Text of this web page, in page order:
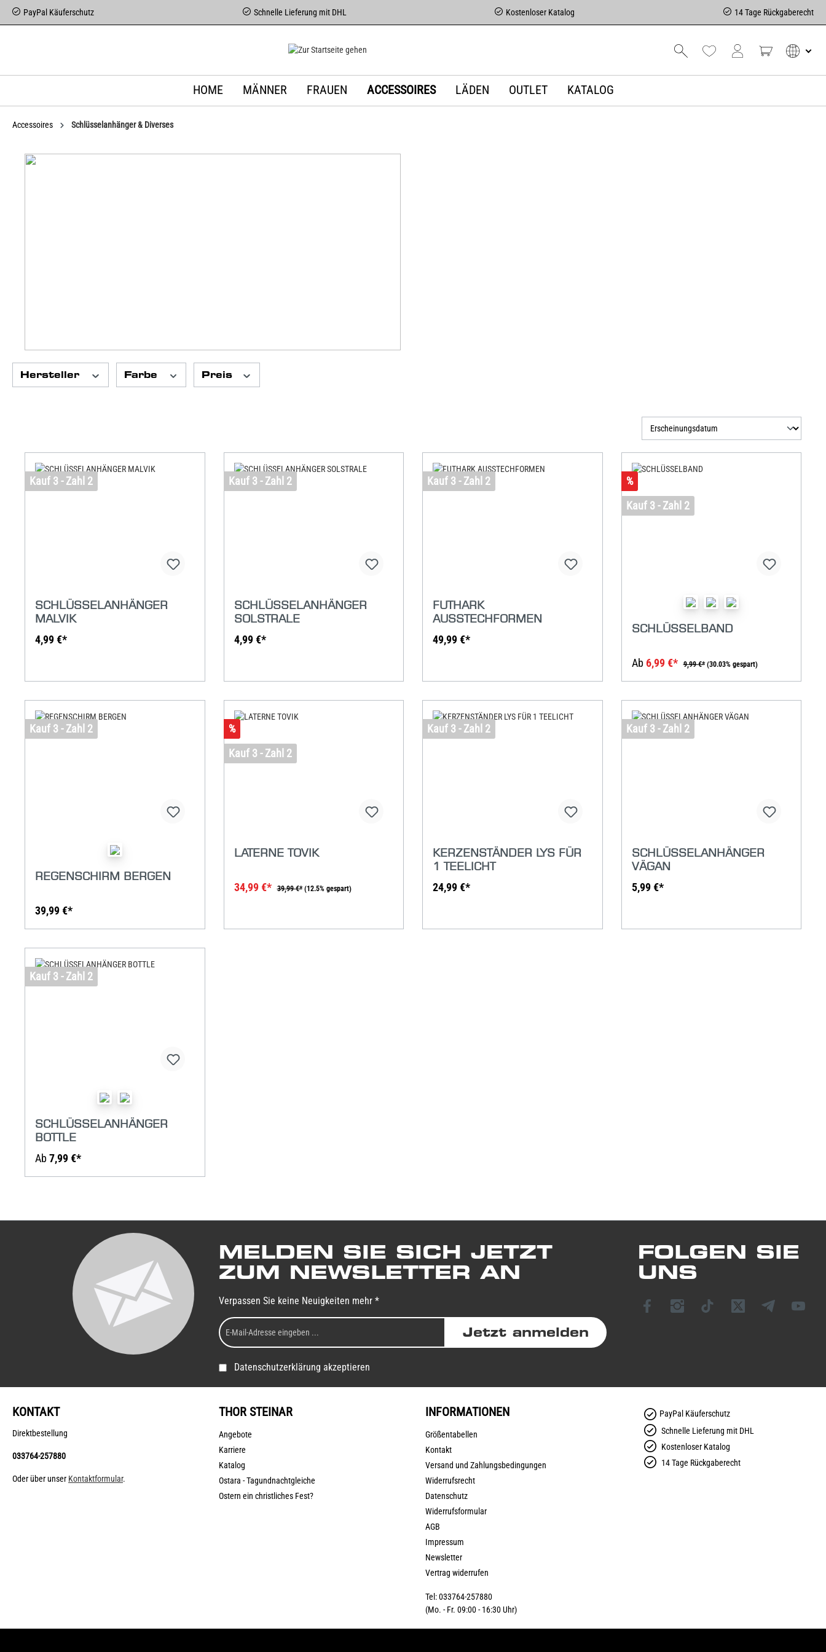
PayPal Käuferschutz Schnelle Lieferung mit DHL Kostenloser Katalog 14 Tage Rückgaberecht
HOME MÄNNER FRAUEN ACCESSOIRES LÄDEN OUTLET KATALOG
Accessoires Schlüsselanhänger & Diverses
Hersteller Farbe Preis
Kauf 3 - Zahl 2
SCHLÜSSELANHÄNGER
MALVIK
4,99 €*
Kauf 3 - Zahl 2
SCHLÜSSELANHÄNGER
SOLSTRALE
4,99 €*
Kauf 3 - Zahl 2
FUTHARK
AUSSTECHFORMEN
49,99 €*
%
Kauf 3 - Zahl 2
SCHLÜSSELBAND
Ab 6,99 €* 9,99 €* (30.03% gespart)
Kauf 3 - Zahl 2
REGENSCHIRM BERGEN
39,99 €*
%
Kauf 3 - Zahl 2
LATERNE TOVIK
34,99 €* 39,99 €* (12.5% gespart)
Kauf 3 - Zahl 2
KERZENSTÄNDER LYS FÜR
1 TEELICHT
24,99 €*
Kauf 3 - Zahl 2
SCHLÜSSELANHÄNGER
VÄGAN
5,99 €*
Kauf 3 - Zahl 2
SCHLÜSSELANHÄNGER
BOTTLE
Ab 7,99 €*
MELDEN SIE SICH JETZT
ZUM NEWSLETTER AN
Verpassen Sie keine Neuigkeiten mehr *
Jetzt anmelden
Datenschutzerklärung akzeptieren
FOLGEN SIE
UNS
KONTAKT
Direktbestellung
033764-257880
Oder über unser Kontaktformular.
THOR STEINAR
Angebote
Karriere
Katalog
Ostara - Tagundnachtgleiche
Ostern ein christliches Fest?
INFORMATIONEN
Größentabellen
Kontakt
Versand und Zahlungsbedingungen
Widerrufsrecht
Datenschutz
Widerrufsformular
AGB
Impressum
Newsletter
Vertrag widerrufen
Tel: 033764-257880
(Mo. - Fr. 09:00 - 16:30 Uhr)
PayPal Käuferschutz
Schnelle Lieferung mit DHL
Kostenloser Katalog
14 Tage Rückgaberecht